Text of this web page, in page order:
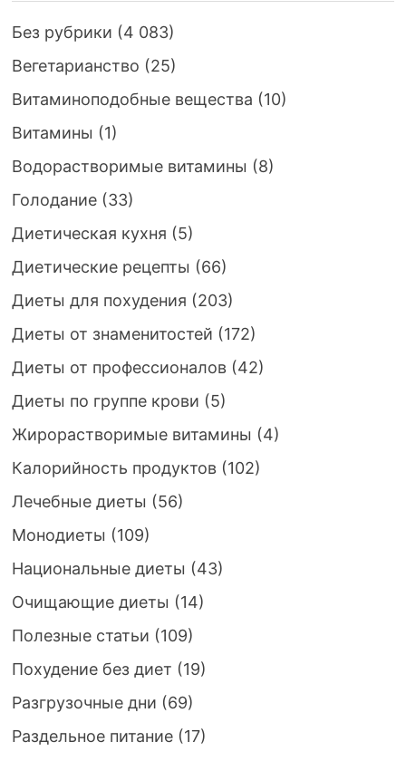
Без рубрики (4 083)
Вегетарианство (25)
Витаминоподобные вещества (10)
Витамины (1)
Водорастворимые витамины (8)
Голодание(33)
Диетическая кухня (5)
Диетические рецепты (66)
Диеты для похудения (203)
Диеты от знаменитостей (172)
Диеты от профессионалов(42)
Диеты по группе крови (5)
Жирорастворимые витамины (4)
Калорийность продуктов(102)
Лечебные диеты (56)
Монодиеты (109)
Национальные диеты (43)
Очищающие диеты (14)
Полезные статьи (109)
Похудение без диет (19)
Разгрузочные дни (69)
Раздельное питание(17)